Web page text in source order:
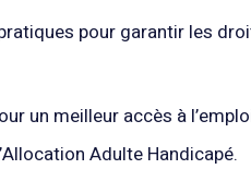
pour garantir les
un meilleur accès à
Adulte Handicapé.